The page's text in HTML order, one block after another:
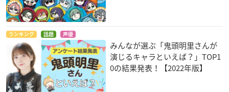
ランキング 話題 声優
みんなが選ぶ「鬼頭明里さんが
演じるキャラといえば？」TOP1
0の結果発表！【2022年版】